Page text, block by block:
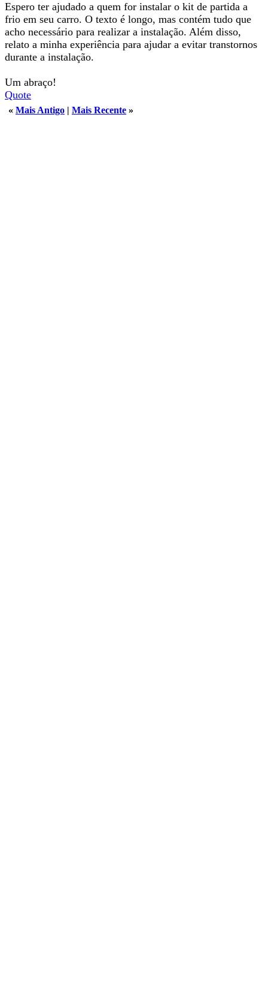
Espero ter ajudado a quem for instalar o kit de partida a
frio em seu carro. O texto é longo, mas contém tudo que
acho necessário para realizar a instalação. Além disso,
relato a minha experiência para ajudar a evitar transtornos
durante a instalação.
Um abraço!
Quote
« Mais Antigo | Mais Recente »